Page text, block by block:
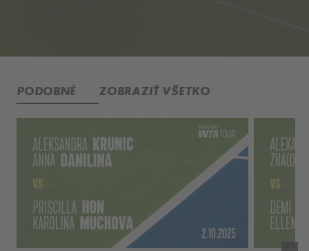
PODOBNÉ ZOBRAZIŤ VŠETKO